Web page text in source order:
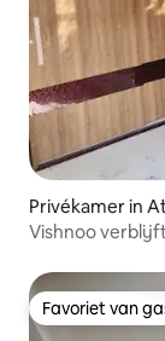
Privékamer in
Vishnoo
Favoriet van
Favoriet van